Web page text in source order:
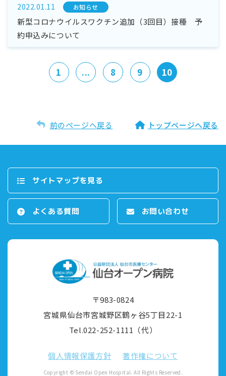
2022.01.11 お知らせ
新型コロナウイルスワクチン追加（3回目）接種 予
約申込みについて
1 ... 8 9 10
前のページへ戻る トップページへ戻る
サイトマップを⾒る
よくある質問 お問い合わせ
〒983-0824
宮城県仙台市宮城野区鶴ヶ⾕5丁⽬22-1
Tel.022-252-1111（代）
個⼈情報保護⽅針 著作権について
Copyright © Sendai Open Hospital. All Rights Reserved.